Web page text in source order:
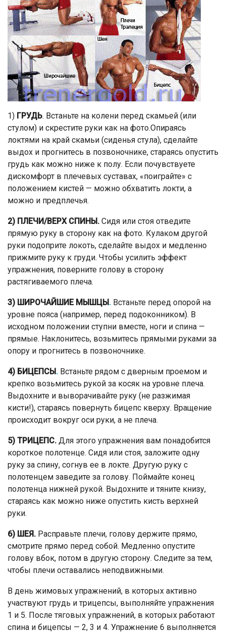
1) ГРУДЬ. Встаньте на колени перед скамьей (или
стулом) и скрестите руки как на фото.Опираясь
локтями на край скамьи (сиденья стула), сделайте
выдох и прогнитесь в позвоночнике, стараясь опустить
грудь как можно ниже к полу. Если почувствуете
дискомфорт в плечевых суставах, «поиграйте» с
положением кистей — можно обхватить локти, а
можно и предплечья.
2) ПЛЕЧИ/ВЕРХ СПИНЫ. Сидя или стоя отведите
прямую руку в сторону как на фото. Кулаком другой
руки подоприте локоть, сделайте выдох и медленно
прижмите руку к груди. Чтобы усилить эффект
упражнения, поверните голову в сторону
растягиваемого плеча.
3) ШИРОЧАЙШИЕ МЫШЦЫ . Встаньте перед опорой на
уровне пояса (например, перед подоконником). В
исходном положении ступни вместе, ноги и спина —
прямые. Наклонитесь, возьмитесь прямыми руками за
опору и прогнитесь в позвоночнике.
4) БИЦЕПСЫ . Встаньте рядом с дверным проемом и
крепко возьмитесь рукой за косяк на уровне плеча.
Выдохните и выворачивайте руку (не разжимая
кисти!), стараясь повернуть бицепс кверху. Вращение
происходит вокруг оси руки, а не плеча.
5) ТРИЦЕПС. Для этого упражнения вам понадобится
короткое полотенце. Сидя или стоя, заложите одну
руку за спину, согнув ее в локте. Другую руку с
полотенцем заведите за голову. Поймайте конец
полотенца нижней рукой. Выдохните и тяните книзу,
стараясь как можно ниже опустить кисть верхней
руки.
6) ШЕЯ. Расправьте плечи, голову держите прямо,
смотрите прямо перед собой. Медленно опустите
голову вбок, потом в другую сторону. Следите за тем,
чтобы плечи оставались неподвижными.
В день жимовых упражнений, в которых активно
участвуют грудь и трицепсы, выполняйте упражнения
1 и 5. После тяговых упражнений, в которых работают
спина и бицепсы — 2, 3 и 4. Упражнение 6 выполняется